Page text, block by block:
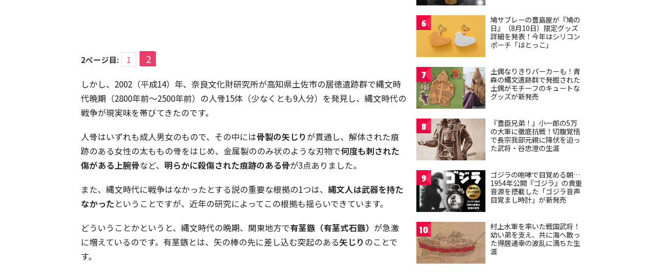
2ページ目: 1 2
しかし、2002（平成14）年、奈良文化財研究所が高知県土佐市の居徳遺跡群で縄文時
代晩期（2800年前～2500年前）の人骨15体（少なくとも9人分）を発見し、縄文時代の
戦争が現実味を帯びてきたのです。
人骨はいずれも成人男女のもので、その中には骨製の矢じり が貫通し、解体された痕
跡のある女性の太ももの骨をはじめ、金属製ののみ状のような刃物で何度も刺された
傷がある上腕骨など、 明らかに殺傷された痕跡のある骨が3点ありました。
また、縄文時代に戦争はなかったとする説の重要な根拠の1つは、 縄文人は武器を持た
なかったということですが、近年の研究によってこの根拠も揺らいできています。
どういうことかというと、縄文時代の晩期、関東地方で有茎鏃（有茎式石鏃） が急激
に増えているのです。有茎鏃とは、矢の棒の先に差し込む突起のある矢じり のことで
す。
6
鳩サブレーの豊島屋が『鳩の
日』（8月10日）限定グッズ
詳細を発表！今年はシリコン
ポーチ「はとっこ」
7
土偶なりきりパーカーも！青
森の縄文遺跡群で発掘された
土偶がモチーフのキュートな
グッズが新発売
8
『豊臣兄弟！』小一郎の5万
の大軍に徹底抗戦！切腹覚悟
で長宗我部元親に降伏を迫っ
た武将・谷忠澄の生涯
9
ゴジラの咆哮で目覚める朝…
1954年公開『ゴジラ』の貴重
音源を搭載した「ゴジラ音声
目覚まし時計」が新発売
10
村上水軍を率いた戦国武将！
幼い弟を支え、共に海へ散っ
た得居通幸の波乱に満ちた生
涯